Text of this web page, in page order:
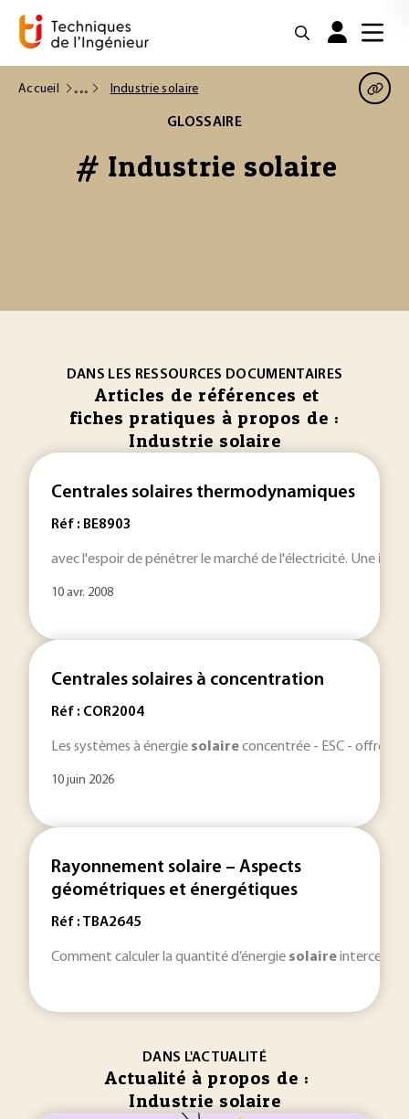
Accueil Industrie solaire
GLOSSAIRE
# Industrie solaire
DANS LES RESSOURCES DOCUMENTAIRES
Articles de références et
fiches pratiques à propos de :
Industrie solaire
Centrales solaires thermodynamiques
Réf : BE8903
avec l'espoir de pénétrer le marché de l'électricité. Une
10 avr. 2008
Centrales solaires à concentration
Réf : COR2004
Les systèmes à énergie solaireconcentrée - ESC - offrent
10 juin 2026
Rayonnement solaire – Aspects
géométriques et énergétiques
Réf : TBA2645
Comment calculer la quantité d’énergie solaireinterceptée
DANS L'ACTUALITÉ
Actualité à propos de :
Industrie solaire